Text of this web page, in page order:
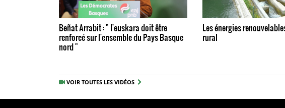
Beñat Arrabit : " l'euskara doit être
renforcé sur l'ensemble du Pays Basque
nord "
Les énergies
rural
VOIR TOUTES LES VIDÉOS